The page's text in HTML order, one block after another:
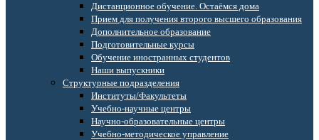
Дистанционное обучение. Остаёмся дома
Прием для получения второго высшего образования
Дополнительное образование
Подготовительные курсы
Обучение иностранных студентов
Наши выпускники
Структурные подразделения
Институты/Факультеты
Учебно-научные центры
Научно-образовательные центры
Учебно-методическое управление